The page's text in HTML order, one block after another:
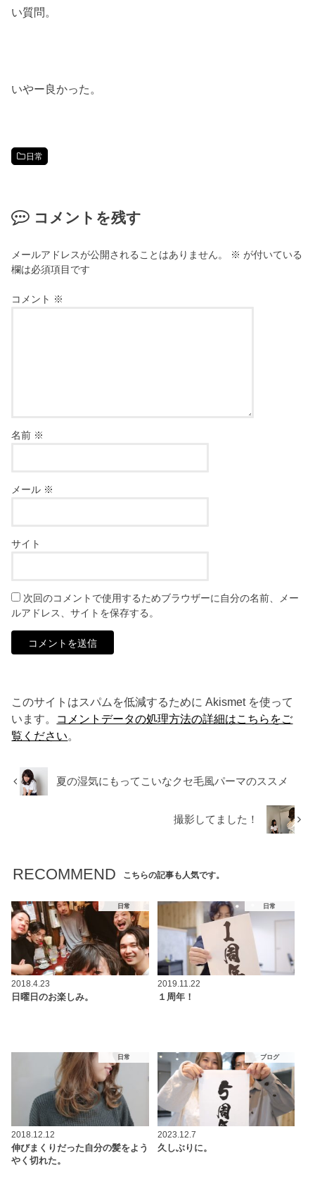
い質問。
いやー良かった。
日常
コメントを残す
メールアドレスが公開されることはありません。 ※ が付いている
欄は必須項目です
コメント ※
名前 ※
メール ※
サイト
次回のコメントで使用するためブラウザーに自分の名前、メー
ルアドレス、サイトを保存する。
このサイトはスパムを低減するために Akismet を使って
います。 コメントデータの処理方法の詳細はこちらをご
覧ください。
夏の湿気にもってこいなクセ毛風パーマのススメ
撮影してました！
RECOMMEND こちらの記事も人気です。
日常
2018.4.23
日曜日のお楽しみ。
日常
2019.11.22
１周年！
日常
2018.12.12
伸びまくりだった自分の髪をよう
やく切れた。
ブログ
2023.12.7
久しぶりに。